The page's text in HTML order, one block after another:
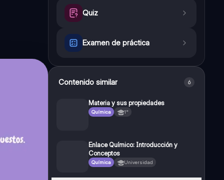
Quiz
Examen de práctica
Contenido similar 6
Materia y sus propiedades
Química 1°
Enlace Químico: Introducción y
Conceptos
Química Universidad